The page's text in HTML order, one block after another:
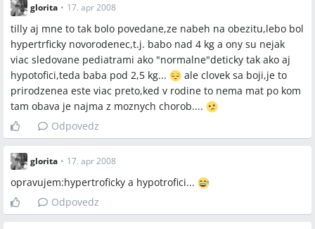
glorita • 17. apr 2008
tilly aj mne to tak bolo povedane,ze nabeh na obezitu,lebo bol
hypertrficky novorodenec,t.j. babo nad 4 kg a ony su nejak
viac sledovane pediatrami ako "normalne"deticky tak ako aj
hypotofici,teda baba pod 2,5 kg...
ale clovek sa boji,je to
prirodzenea este viac preto,ked v rodine to nema mat po kom
tam obava je najma z moznych chorob....
Odpovedz
glorita • 17. apr 2008
opravujem:hypertroficky a hypotrofici...
Odpovedz